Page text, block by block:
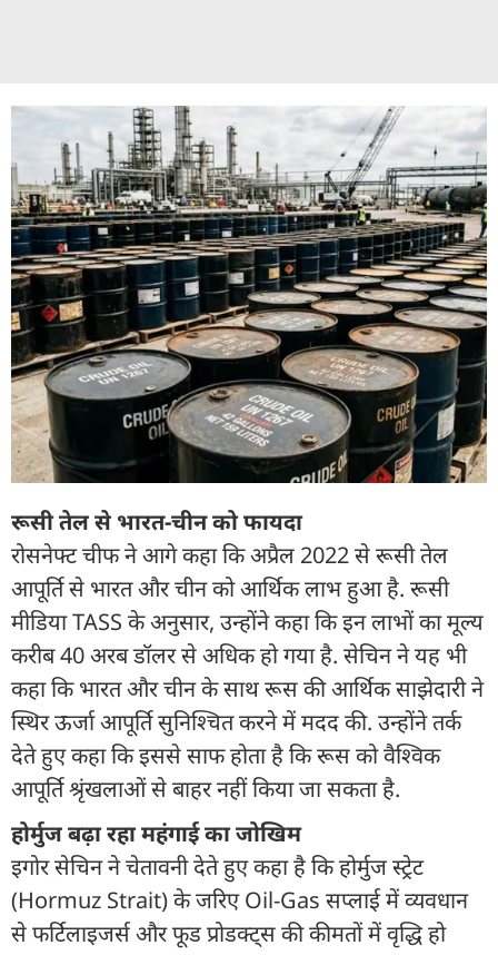
रूसी तेल से भारत-चीन को फायदा
रोसनेफ्ट चीफ ने आगे कहा कि अप्रैल 2022 से रूसी तेल
आपूर्ति से भारत और चीन को आर्थिक लाभ हुआ है. रूसी
मीडिया TASS के अनुसार, उन्होंने कहा कि इन लाभों का मूल्य
करीब 40 अरब डॉलर से अधिक हो गया है. सेचिन ने यह भी
कहा कि भारत और चीन के साथ रूस की आर्थिक साझेदारी ने
स्थिर ऊर्जा आपूर्ति सुनिश्चित करने में मदद की. उन्होंने तर्क
देते हुए कहा कि इससे साफ होता है कि रूस को वैश्विक
आपूर्ति श्रृंखलाओं से बाहर नहीं किया जा सकता है.
होर्मुज बढ़ा रहा महंगाई का जोखिम
इगोर सेचिन ने चेतावनी देते हुए कहा है कि होर्मुज स्ट्रेट
(Hormuz Strait) के जरिए Oil-Gas सप्लाई में व्यवधान
से फर्टिलाइजर्स और फूड प्रोडक्ट्स की कीमतों में वृद्धि हो